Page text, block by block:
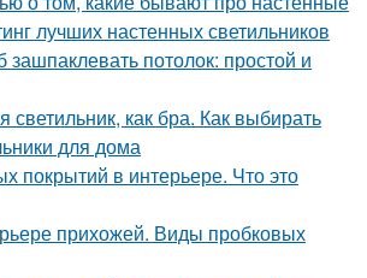
лучших настенных светильников
зашпаклевать потолок: простой и
светильник, как бра. Как выбирать
для дома
покрытий в интерьере. Что это
прихожей. Виды пробковых